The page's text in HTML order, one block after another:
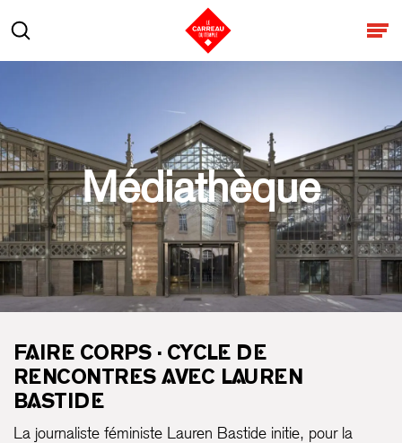
Rechercher
Médiathèque
FAIRE CORPS · CYCLE DE
RENCONTRES AVEC LAUREN
BASTIDE
La journaliste féministe Lauren Bastide initie, pour la